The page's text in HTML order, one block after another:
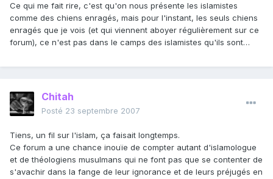
Ce qui me fait rire, c'est qu'on nous présente les islamistes
comme des chiens enragés, mais pour l'instant, les seuls chiens
enragés que je vois (et qui viennent aboyer régulièrement sur ce
forum), ce n'est pas dans le camps des islamistes qu'ils sont…
Chitah
Posté 23 septembre 2007
Tiens, un fil sur l'islam, ça faisait longtemps.
Ce forum a une chance inouïe de compter autant d'islamologue
et de théologiens musulmans qui ne font pas que se contenter de
s'avachir dans la fange de leur ignorance et de leurs préjugés en